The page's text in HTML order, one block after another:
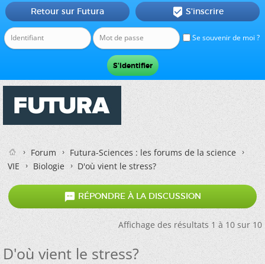
Se souvenir de moi ?
Retour sur Futura  S'inscrire
Forum
Futura-Sciences : les forums de la science
VIE
Biologie D'où vient le stress?
 RÉPONDRE À LA DISCUSSION
Affichage des résultats 1 à 10 sur 10
D'où vient le stress?